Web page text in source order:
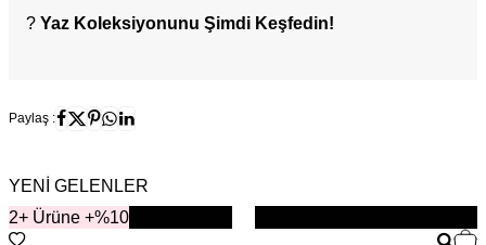
? Yaz Koleksiyonunu Şimdi Keşfedin!
Paylaş :
YENİ GELENLER
2+ Ürüne +%10
YENİ